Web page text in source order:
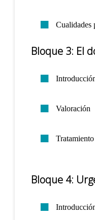
Cualidades
Bloque 3: El
Valoración
Tratamiento
Bloque 4: